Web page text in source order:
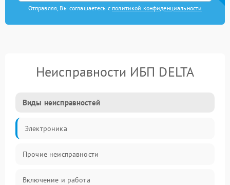
Отправляя, Вы соглашаетесь с политикой конфиденциальности
Неисправности ИБП DELTA
Виды неисправностей
Электроника
Прочие неисправности
Включение и работа